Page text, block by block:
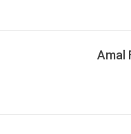
Amal